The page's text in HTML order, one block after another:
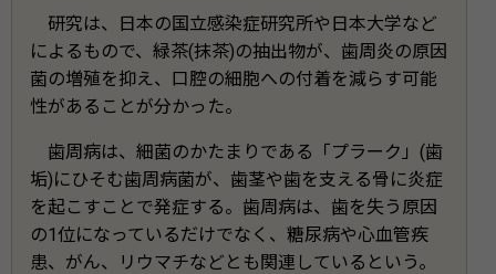
研究は、日本の国立感染症研究所や日本大学など
によるもので、緑茶(抹茶)の抽出物が、歯周炎の原因
菌の増殖を抑え、口腔の細胞への付着を減らす可能
性があることが分かった。
歯周病は、細菌のかたまりである「プラーク」(歯
垢)にひそむ歯周病菌が、歯茎や歯を支える骨に炎症
を起こすことで発症する。歯周病は、歯を失う原因
の1位になっているだけでなく、糖尿病や心血管疾
患、がん、リウマチなどとも関連しているという。